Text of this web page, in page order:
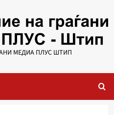
МЕДИА ПЛУС ШТИП